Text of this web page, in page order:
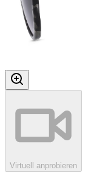
Virtuell anprobieren